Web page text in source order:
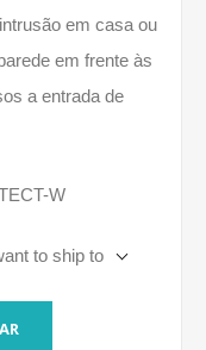
em casa ou
em frente às
a entrada de
W
to ship to